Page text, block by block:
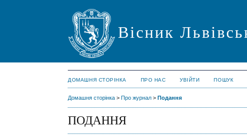
Вісник
ДОМАШНЯ СТОРІНКА ПРО НАС УВІЙТИ ПОШУК
Домашня сторінка >Про журнал >Подання
ПОДАННЯ